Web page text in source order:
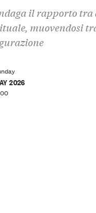
il rapporto tra
muovendosi
2026